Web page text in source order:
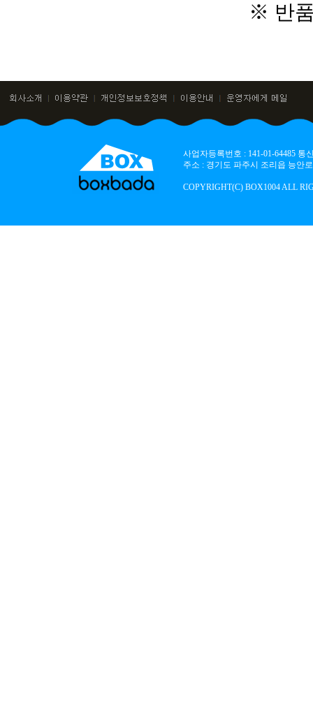
※ 반
사업자등록번호 : 141-01-64485
주소 : 경기도 파주시 조리읍 능안
COPYRIGHT(C) BOX1004 ALL